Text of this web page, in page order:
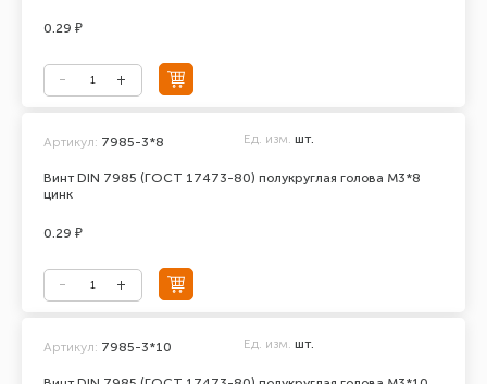
0.29 ₽
Винт DIN 7985 (ГОСТ 17473-80) полукруглая голова М3*8
цинк
Артикул: 7985-3*8 Ед. изм. шт.
0.29 ₽
Артикул: 7985-3*10 Ед. изм. шт.